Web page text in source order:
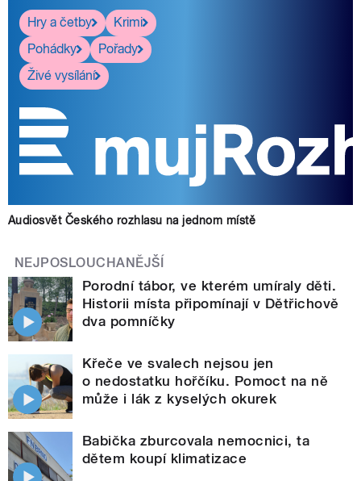
Hry a četby
Krimi
Pohádky
Pořady
Živé vysílání
Audiosvět Českého rozhlasu na jednom místě
NEJPOSLOUCHANĚJŠÍ
Porodní tábor, ve kterém umíraly děti.
Historii místa připomínají v Dětřichově
dva pomníčky
Křeče ve svalech nejsou jen
o nedostatku hořčíku. Pomoct na ně
může i lák z kyselých okurek
Babička zburcovala nemocnici, ta
dětem koupí klimatizace